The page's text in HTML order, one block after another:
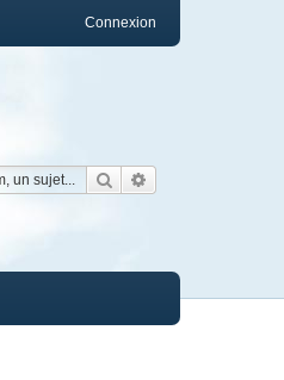
Connexion
Rechercher